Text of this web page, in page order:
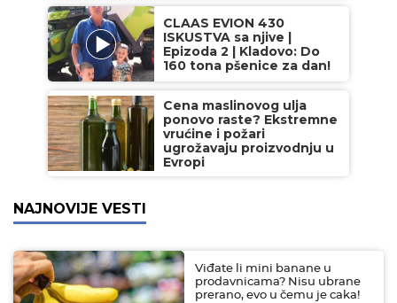
CLAAS EVION 430
ISKUSTVA sa njive |
Epizoda 2 | Kladovo: Do
160 tona pšenice za dan!
Cena maslinovog ulja
ponovo raste? Ekstremne
vrućine i požari
ugrožavaju proizvodnju u
Evropi
NAJNOVIJE VESTI
Viđate li mini banane u
prodavnicama? Nisu ubrane
prerano, evo u čemu je caka!